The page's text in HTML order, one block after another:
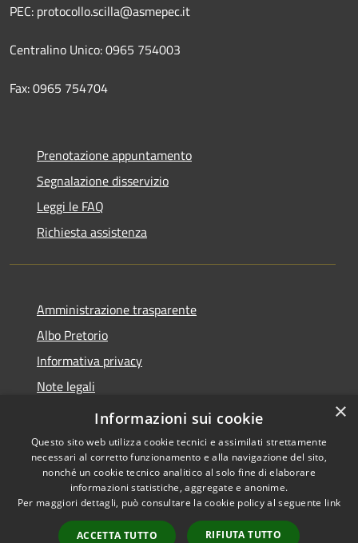
PEC: protocollo.scilla@asmepec.it
Centralino Unico: 0965 754003
Fax: 0965 754704
Prenotazione appuntamento
Segnalazione disservizio
Leggi le FAQ
Richiesta assistenza
Amministrazione trasparente
Albo Pretorio
Informativa privacy
Note legali
Dichiarazione di accessibilità
Accessibilità
Copyright © 2026 • Comune di
Scilla • Powered by
Municipium•
Accesso
×
Informazioni sui cookie
Questo sito web utilizza cookie tecnici e assimilati strettamente
necessari al corretto funzionamento e alla navigazione del sito,
nonché un cookie tecnico analitico al solo fine di elaborare
informazioni statistiche, aggregate e anonime.
Per maggiori dettagli, può consultare la cookie policy al seguente link
ACCETTA TUTTO RIFIUTA TUTTO